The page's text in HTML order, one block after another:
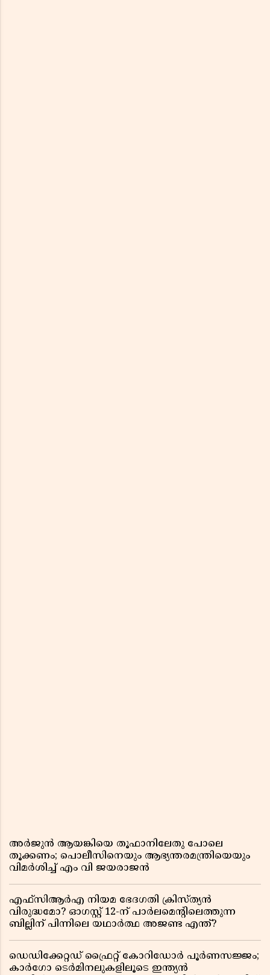
അർജുൻ ആയങ്കിയെ തൂഫാനിലേതു പോലെ
തൂക്കണം; പൊലീസിനെയും ആഭ്യന്തരമന്ത്രിയെയും
വിമർശിച്ച് എം വി ജയരാജൻ
എഫ്സിആർഎ നിയമ ഭേദഗതി ക്രിസ്ത്യൻ
വിരുദ്ധമോ? ഓഗസ്റ്റ് 12-ന് പാർലമെന്റിലെത്തുന്ന
ബില്ലിന് പിന്നിലെ യഥാർത്ഥ അജണ്ട എന്ത്?
ഡെഡിക്കേറ്റഡ് ഫ്രൈറ്റ് കോറിഡോർ പൂർണസജ്ജം;
കാർഗോ ടെർമിനലുകളിലൂടെ ഇന്ത്യൻ